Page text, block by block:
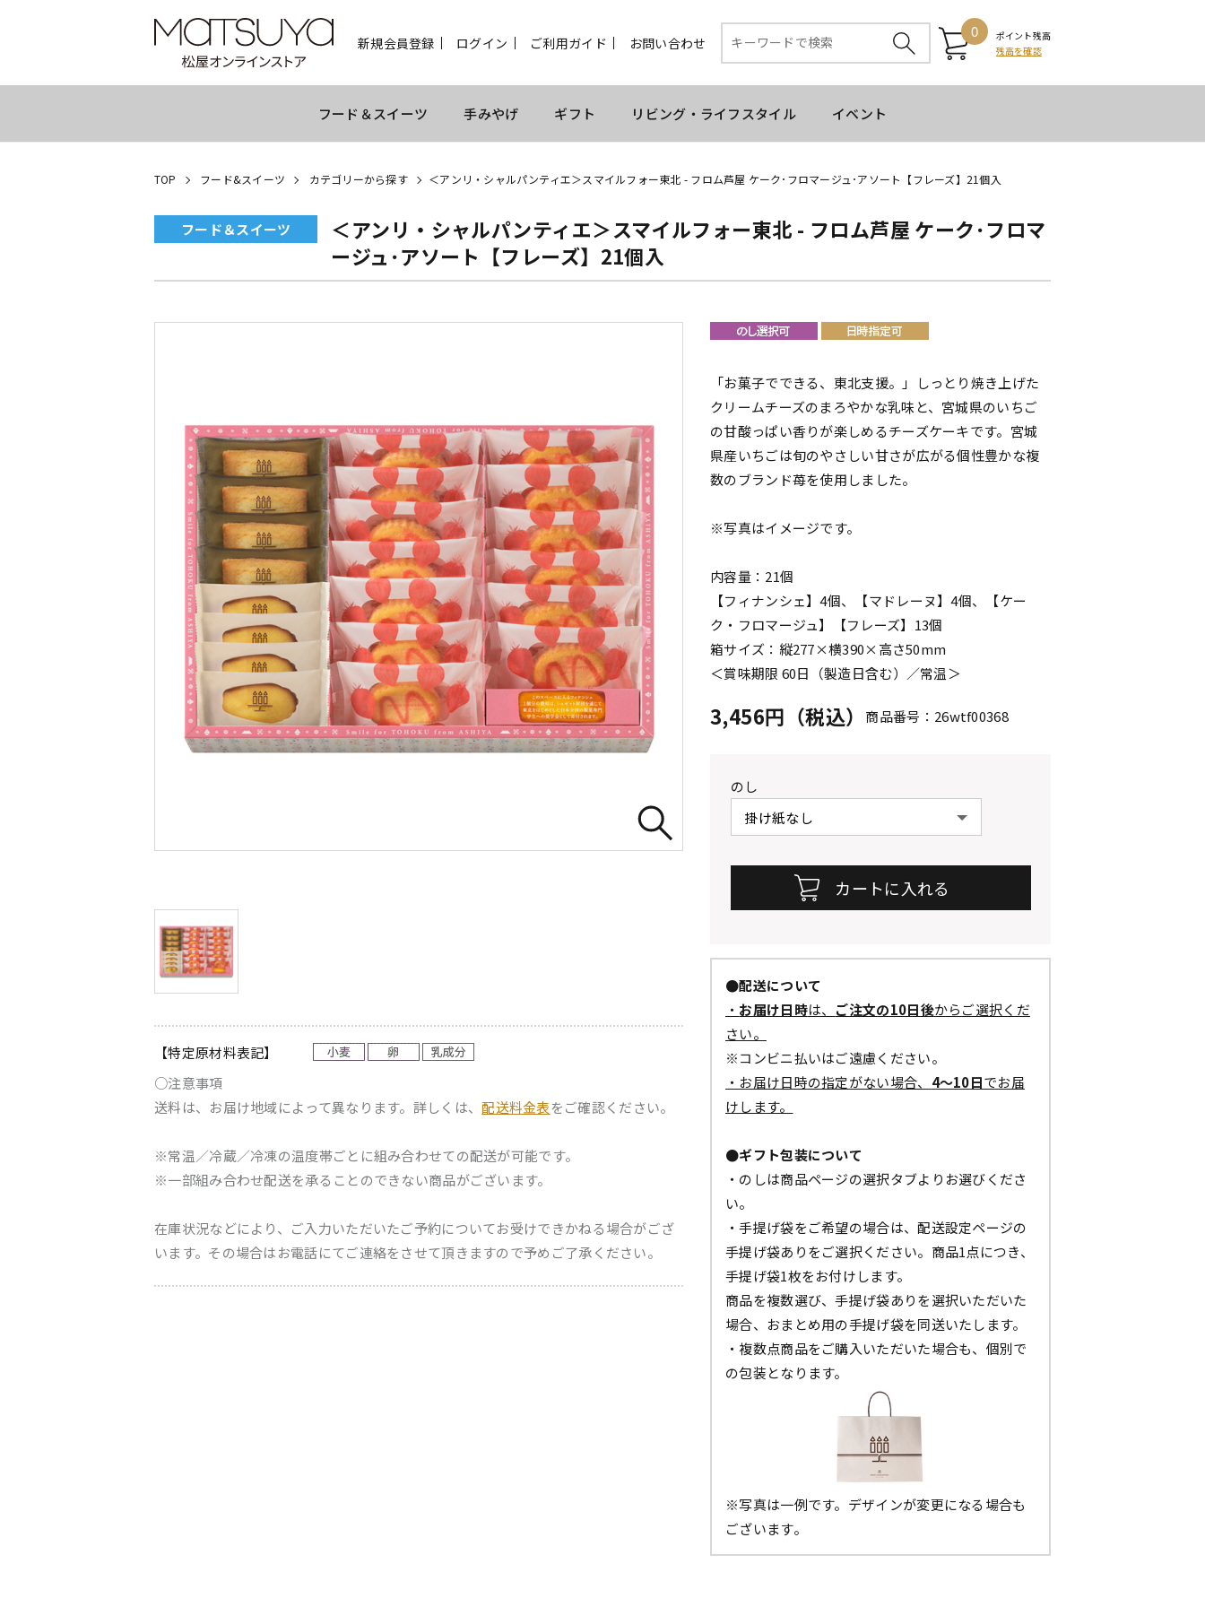
新規会員登録 ログイン ご利用ガイド お問い合わせ
0
ポイント残高
残高を確認
フード＆スイーツ 手みやげ ギフト リビング・ライフスタイル イベント
TOP フード&スイーツ カテゴリーから探す ＜アンリ・シャルパンティエ＞スマイルフォー東北 - フロム芦屋 ケーク･フロマージュ･アソート【フレーズ】21個入
フード＆スイーツ
＜アンリ・シャルパンティエ＞スマイルフォー東北 - フロム芦屋 ケーク･フロマ
ージュ･アソート【フレーズ】21個入
【特定原材料表記】
○注意事項
送料は、お届け地域によって異なります。詳しくは、配送料金表をご確認ください。
※常温／冷蔵／冷凍の温度帯ごとに組み合わせての配送が可能です。
※一部組み合わせ配送を承ることのできない商品がございます。
在庫状況などにより、ご入力いただいたご予約についてお受けできかねる場合がござ
います。その場合はお電話にてご連絡をさせて頂きますので予めご了承ください。
「お菓子でできる、東北支援。」しっとり焼き上げた
クリームチーズのまろやかな乳味と、宮城県のいちご
の甘酸っぱい香りが楽しめるチーズケーキです。宮城
県産いちごは旬のやさしい甘さが広がる個性豊かな複
数のブランド苺を使用しました。
※写真はイメージです。
内容量：21個
【フィナンシェ】4個、【マドレーヌ】4個、【ケー
ク・フロマージュ】【フレーズ】13個
箱サイズ：縦277×横390×高さ50mm
＜賞味期限 60日（製造日含む）／常温＞
3,456円（税込） 商品番号：26wtf00368
のし
●配送について
・ お届け日時は、 ご注文の10日後からご選択くだ
さい。
※コンビニ払いはご遠慮ください。
・お届け日時の指定がない場合、 4～10日でお届
けします。
●ギフト包装について
・のしは商品ページの選択タブよりお選びくださ
い。
・手提げ袋をご希望の場合は、配送設定ページの
手提げ袋ありをご選択ください。商品1点につき、
手提げ袋1枚をお付けします。
商品を複数選び、手提げ袋ありを選択いただいた
場合、おまとめ用の手提げ袋を同送いたします。
・複数点商品をご購入いただいた場合も、個別で
の包装となります。
※写真は一例です。デザインが変更になる場合も
ございます。